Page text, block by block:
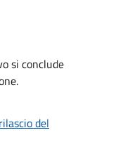
si conclude
del